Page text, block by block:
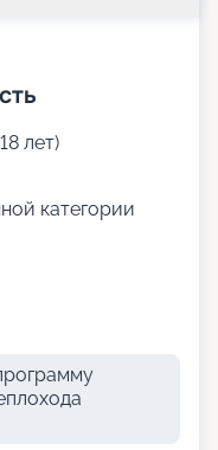
лет)
категории